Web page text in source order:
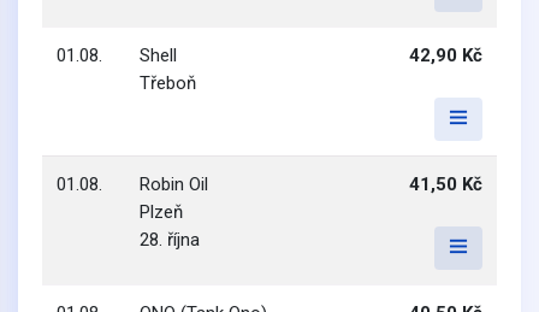
01.08.
Shell
Třeboň
42,90 Kč
01.08.
Robin Oil
Plzeň
28. října
41,50 Kč